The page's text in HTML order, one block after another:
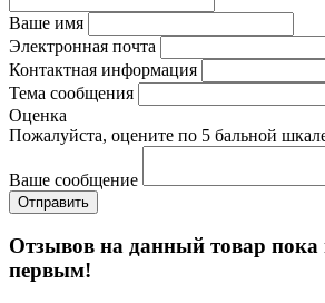
Ваше имя
Электронная почта
Контактная информация
Тема сообщения
Оценка
Пожалуйста, оцените по 5 бальной
Ваше сообщение
Отзывов на данный товар пока
первым!